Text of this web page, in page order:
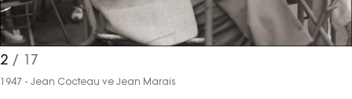
2 / 17
1947 - Jean Cocteau ve Jean Marais